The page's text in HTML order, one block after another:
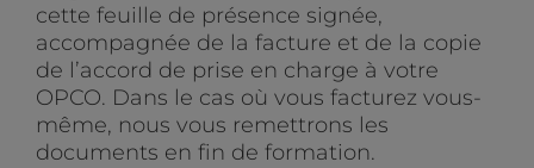
cette feuille de présence signée,
accompagnée de la facture et de la copie
de l’accord de prise en charge à votre
OPCO. Dans le cas où vous facturez vous-
même, nous vous remettrons les
documents en fin de formation.